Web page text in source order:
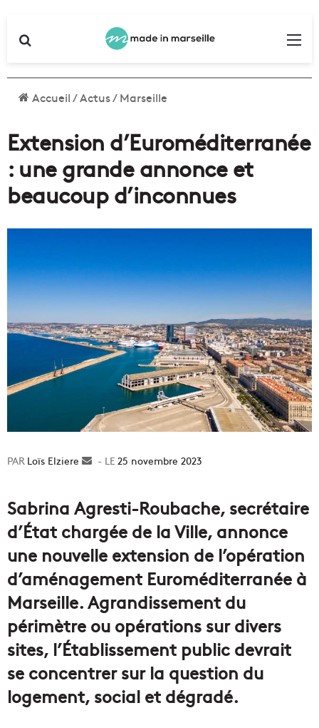
Accueil/Actus/Marseille
Extension d’Euroméditerranée
: une grande annonce et
beaucoup d’inconnues
Loïs Elziere
Envoyer25 novembre 2023
Sabrina Agresti-Roubache, secrétaire
d’État chargée de la Ville, annonce
une nouvelle extension de l’opération
d’aménagement Euroméditerranée à
Marseille. Agrandissement du
périmètre ou opérations sur divers
sites, l’Établissement public devrait
se concentrer sur la question du
logement, social et dégradé.